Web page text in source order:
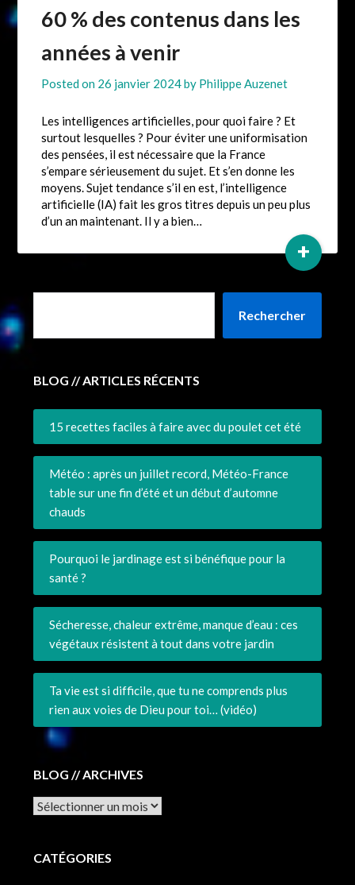
60 % des contenus dans les
années à venir
Posted on 26 janvier 2024by Philippe Auzenet
Les intelligences artificielles, pour quoi faire ? Et
surtout lesquelles ? Pour éviter une uniformisation
des pensées, il est nécessaire que la France
s’empare sérieusement du sujet. Et s’en donne les
moyens. Sujet tendance s’il en est, l’intelligence
artificielle (IA) fait les gros titres depuis un peu plus
d’un an maintenant. Il y a bien…
+
Rechercher
BLOG // ARTICLES RÉCENTS
15 recettes faciles à faire avec du poulet cet été
Météo : après un juillet record, Météo-France
table sur une fin d’été et un début d’automne
chauds
Pourquoi le jardinage est si bénéfique pour la
santé ?
Sécheresse, chaleur extrême, manque d’eau : ces
végétaux résistent à tout dans votre jardin
Ta vie est si difficile, que tu ne comprends plus
rien aux voies de Dieu pour toi… (vidéo)
BLOG // ARCHIVES
Archives
CATÉGORIES